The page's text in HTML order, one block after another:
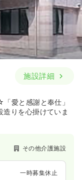
施設詳細
愛と感謝と奉仕」
りを心掛けていま
その他介護施設
一時募集休止